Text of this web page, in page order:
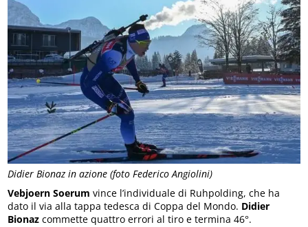
Didier Bionaz in azione (foto Federico Angiolini)
Vebjoern Soerum vince l’individuale di Ruhpolding, che ha
dato il via alla tappa tedesca di Coppa del Mondo. Didier
Bionaz commette quattro errori al tiro e termina 46°.